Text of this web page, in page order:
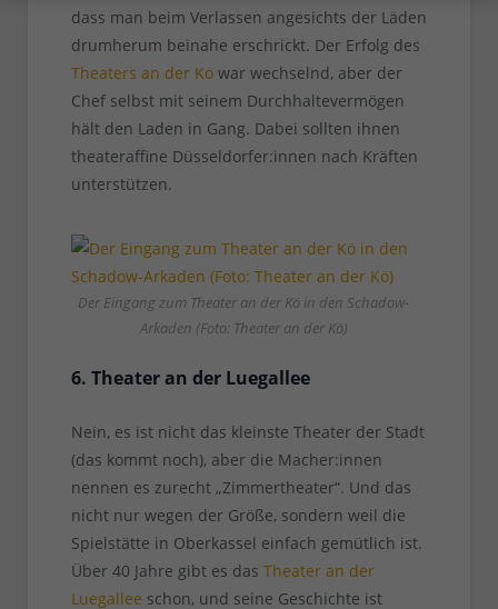
dass man beim Verlassen angesichts der Läden
drumherum beinahe erschrickt. Der Erfolg des
Theaters an der Köwar wechselnd, aber der
Chef selbst mit seinem Durchhaltevermögen
hält den Laden in Gang. Dabei sollten ihnen
theateraffine Düsseldorfer:innen nach Kräften
unterstützen.
Der Eingang zum Theater an der Kö in den Schadow-
Arkaden (Foto: Theater an der Kö)
6. Theater an der Luegallee
Nein, es ist nicht das kleinste Theater der Stadt
(das kommt noch), aber die Macher:innen
nennen es zurecht „Zimmertheater“. Und das
nicht nur wegen der Größe, sondern weil die
Spielstätte in Oberkassel einfach gemütlich ist.
Über 40 Jahre gibt es das Theater an der
Luegallee schon, und seine Geschichte ist